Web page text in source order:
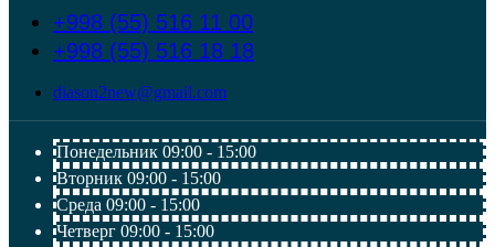
+998 (55) 516 11 00
+998 (55) 516 18 18
diason2new@gmail.com
Понедельник 09:00 - 15:00
Вторник 09:00 - 15:00
Среда 09:00 - 15:00
Четверг 09:00 - 15:00